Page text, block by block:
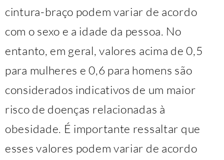
cintura-braço podem variar de acordo
com o sexo e a idade da pessoa. No
entanto, em geral, valores acima de 0,5
para mulheres e 0,6 para homens são
considerados indicativos de um maior
risco de doenças relacionadas à
obesidade. É importante ressaltar que
esses valores podem variar de acordo